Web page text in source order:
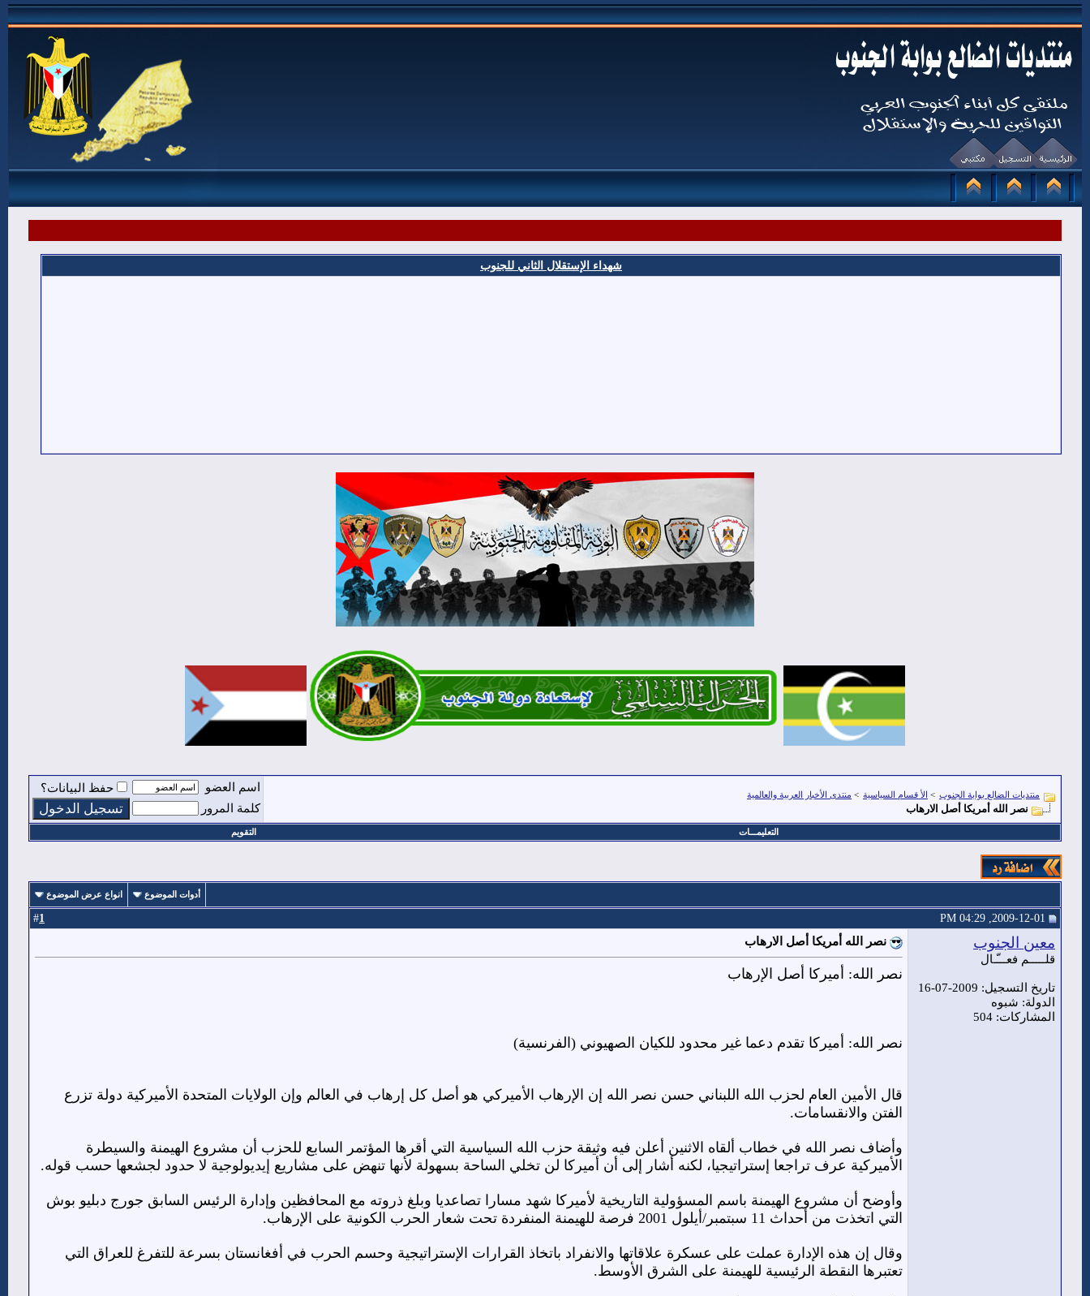
شهداء الإستقلال الثاني للجنوب
منتديات الضالع بوابة الجنوب > الأ قسام السياسية > منتدى الأخبار العربية والعالمية
نصر الله أمريكا أصل الارهاب
اسم العضو
حفظ البيانات؟
كلمة المرور
التعليمـــات التقويم
أدوات الموضوع انواع عرض الموضوع
1
معين الجنوب
قلـــــم فعـــّـال
تاريخ التسجيل: 2009-07-16
الدولة: شبوه
المشاركات: 504
نصر الله أمريكا أصل الارهاب
نصر الله: أميركا أصل الإرهاب
نصر الله: أميركا تقدم دعما غير محدود للكيان الصهيوني (الفرنسية)
قال الأمين العام لحزب الله اللبناني حسن نصر الله إن الإرهاب الأميركي هو أصل كل إرهاب في العالم وإن الولايات المتحدة الأميركية دولة تزرع
الفتن والانقسامات.
وأضاف نصر الله في خطاب ألقاه الاثنين أعلن فيه وثيقة حزب الله السياسية التي أقرها المؤتمر السابع للحزب أن مشروع الهيمنة والسيطرة
الأميركية عرف تراجعا إستراتيجيا، لكنه أشار إلى أن أميركا لن تخلي الساحة بسهولة لأنها تنهض على مشاريع إيديولوجية لا حدود لجشعها حسب قوله.
وأوضح أن مشروع الهيمنة باسم المسؤولية التاريخية لأميركا شهد مسارا تصاعديا وبلغ ذروته مع المحافظين وإدارة الرئيس السابق جورج دبليو بوش
التي اتخذت من أحداث 11 سبتمبر/أيلول 2001 فرصة للهيمنة المنفردة تحت شعار الحرب الكونية على الإرهاب.
وقال إن هذه الإدارة عملت على عسكرة علاقاتها والانفراد باتخاذ القرارات الإستراتيجية وحسم الحرب في أفغانستان بسرعة للتفرغ للعراق التي
تعتبرها النقطة الرئيسية للهيمنة على الشرق الأوسط.